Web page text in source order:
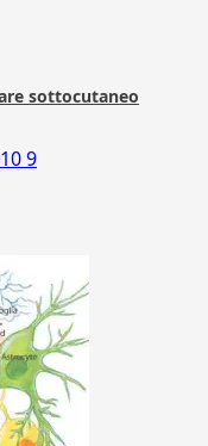
sottocutaneo
9